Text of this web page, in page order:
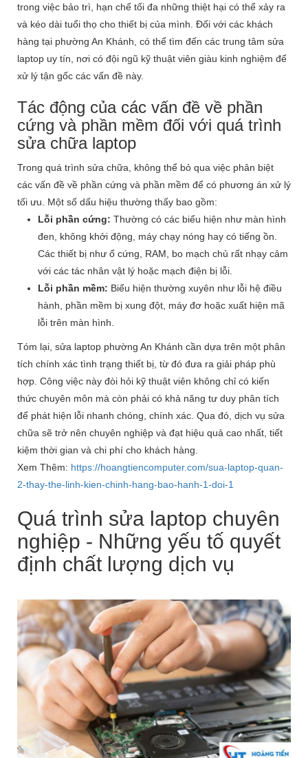
trong việc bảo trì, hạn chế tối đa những thiệt hại có thể xảy ra
và kéo dài tuổi thọ cho thiết bị của mình. Đối với các khách
hàng tại phường An Khánh, có thể tìm đến các trung tâm sửa
laptop uy tín, nơi có đội ngũ kỹ thuật viên giàu kinh nghiệm để
xử lý tận gốc các vấn đề này.
Tác động của các vấn đề về phần
cứng và phần mềm đối với quá trình
sửa chữa laptop
Trong quá trình sửa chữa, không thể bỏ qua việc phân biệt
các vấn đề về phần cứng và phần mềm để có phương án xử lý
tối ưu. Một số dấu hiệu thường thấy bao gồm:
Lỗi phần cứng: Thường có các biểu hiện như màn hình
đen, không khởi động, máy chạy nóng hay có tiếng ồn.
Các thiết bị như ổ cứng, RAM, bo mạch chủ rất nhạy cảm
với các tác nhân vật lý hoặc mạch điện bị lỗi.
Lỗi phần mềm: Biểu hiện thường xuyên như lỗi hệ điều
hành, phần mềm bị xung đột, máy đơ hoặc xuất hiện mã
lỗi trên màn hình.
Tóm lại, sửa laptop phường An Khánh cần dựa trên một phân
tích chính xác tình trạng thiết bị, từ đó đưa ra giải pháp phù
hợp. Công việc này đòi hỏi kỹ thuật viên không chỉ có kiến
thức chuyên môn mà còn phải có khả năng tư duy phân tích
để phát hiện lỗi nhanh chóng, chính xác. Qua đó, dịch vụ sửa
chữa sẽ trở nên chuyên nghiệp và đạt hiệu quả cao nhất, tiết
kiệm thời gian và chi phí cho khách hàng.
Xem Thêm: https://hoangtiencomputer.com/sua-laptop-quan-
2-thay-the-linh-kien-chinh-hang-bao-hanh-1-doi-1
Quá trình sửa laptop chuyên
nghiệp - Những yếu tố quyết
định chất lượng dịch vụ